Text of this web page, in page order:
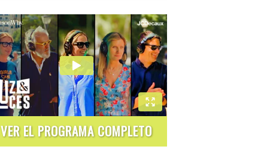
VER EL PROGRAMA COMPLETO